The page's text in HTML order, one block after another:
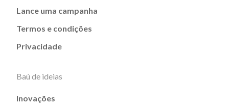
Lance uma campanha
Termos e condições
Privacidade
Baú de ideias
Inovações